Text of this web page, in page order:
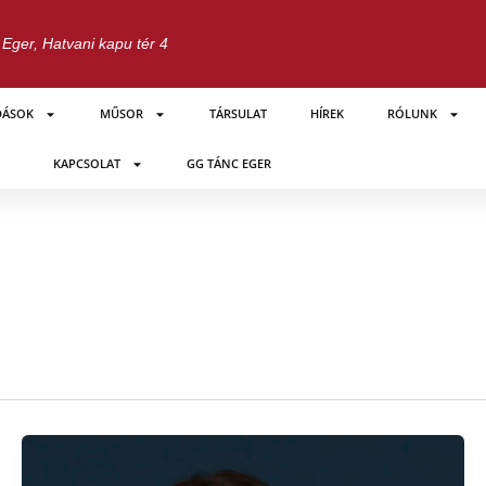
Hatvani kapu tér 4
MŰSOR TÁRSULAT HÍREK RÓLUNK
KAPCSOLAT GG TÁNC EGER